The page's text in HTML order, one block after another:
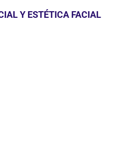
Y ESTÉTICA FACIAL